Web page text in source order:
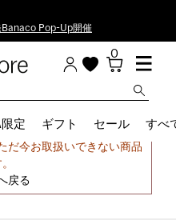
Banaco Pop-Up開催
0
定 ギフト セール すべ
ません。
だ今お取扱いできない商品
戻る